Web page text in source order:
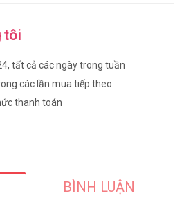
tôi
tất cả các ngày trong tuần
các lần mua tiếp theo
thanh toán
BÌNH LUẬN